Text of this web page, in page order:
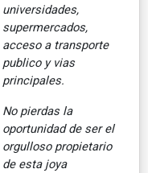
universidades,
supermercados,
acceso a transporte
publico y vias
principales.
No pierdas la
oportunidad de ser el
orgulloso propietario
de esta joya